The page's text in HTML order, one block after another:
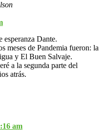
esperanza Dante.
meses de Pandemia fueron: la
y El Buen Salvaje.
a la segunda parte del
atrás.
am